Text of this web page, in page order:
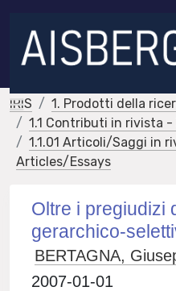
IRIS
1. Prodotti della
1.1 Contributi in rivista
1.1.01 Articoli/Saggi in
Articles/Essays
Oltre i pregiudizi
gerarchico-
BERTAGNA,
2007-01-01